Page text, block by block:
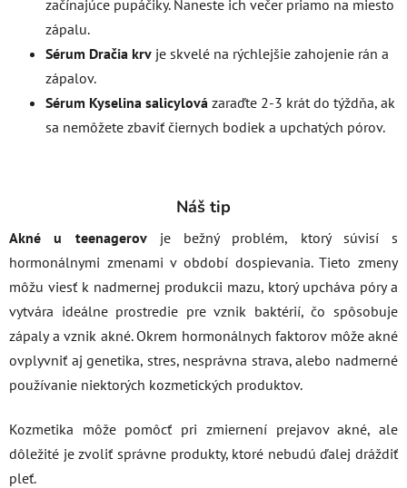
začínajúce pupáčiky. Naneste ich večer priamo na miesto
zápalu.
Sérum Dračia krv je skvelé na rýchlejšie zahojenie rán a
zápalov.
Sérum Kyselina salicylová zaraďte 2-3 krát do týždňa, ak
sa nemôžete zbaviť čiernych bodiek a upchatých pórov.
Náš tip
Akné u teenagerov
je bežný problém, ktorý súvisí s
hormonálnymi zmenami v období dospievania. Tieto zmeny
môžu viesť k nadmernej produkcii mazu, ktorý upcháva póry a
vytvára ideálne prostredie pre vznik baktérií, čo spôsobuje
zápaly a vznik akné. Okrem hormonálnych faktorov môže akné
ovplyvniť aj genetika, stres, nesprávna strava, alebo nadmerné
používanie niektorých kozmetických produktov.
Kozmetika môže pomôcť pri zmiernení prejavov akné, ale
dôležité je zvoliť správne produkty, ktoré nebudú ďalej dráždiť
pleť.